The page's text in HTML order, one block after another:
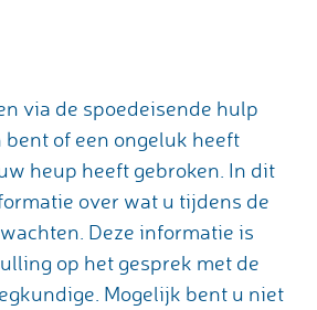
via de spoedeisende hulp
of een ongeluk heeft
heup heeft gebroken. In dit
over wat u tijdens de
Deze informatie is
op het gesprek met de
Mogelijk bent u niet